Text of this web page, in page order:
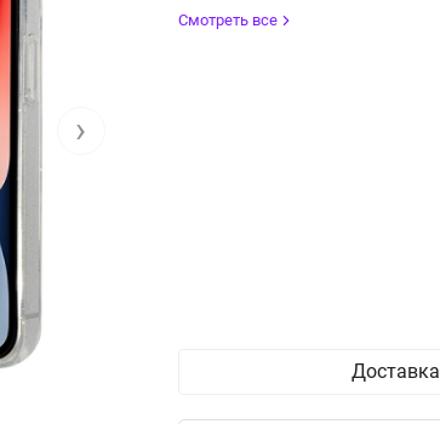
›
Смотреть все
Доставка